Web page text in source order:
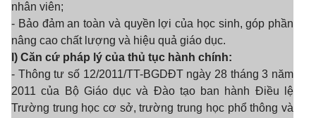
nhân viên;
- Bảo đảm an toàn và quyền lợi của học sinh, góp phần
nâng cao chất lượng và hiệu quả giáo dục.
l) Căn cứ pháp lý của thủ tục hành chính:
- Thông tư số 12/2011/TT-BGDĐT ngày 28 tháng 3 năm
2011 của Bộ Giáo dục và Đào tạo ban hành Điều lệ
Trường trung học cơ sở, trường trung học phổ thông và